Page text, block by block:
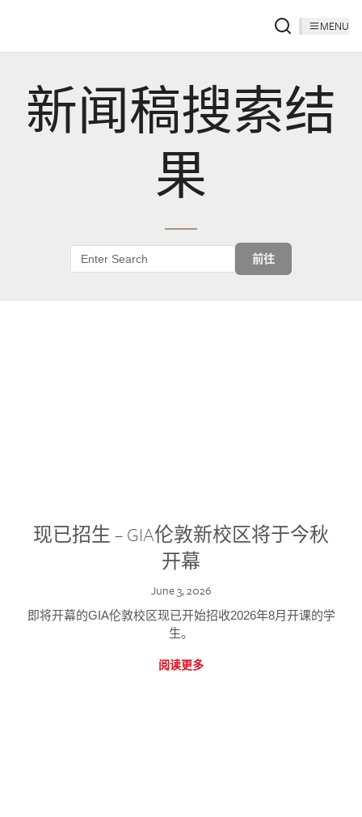
MENU
新闻稿搜索结
果
前往
现已招生 – GIA伦敦新校区将于今秋
开幕
June 3, 2026
即将开幕的GIA伦敦校区现已开始招收2026年8月开课的学
生。
阅读更多